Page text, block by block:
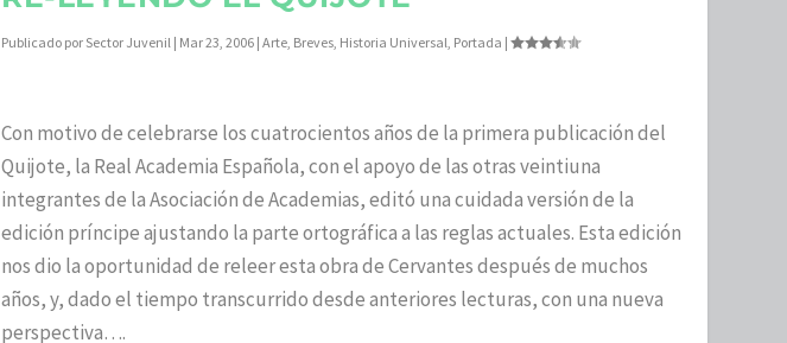
Publicado por Sector Juvenil | Mar 23, 2006 | Arte, Breves, Historia Universal, Portada |
Con motivo de celebrarse los cuatrocientos años de la primera publicación del
Quijote, la Real Academia Española, con el apoyo de las otras veintiuna
integrantes de la Asociación de Academias, editó una cuidada versión de la
edición príncipe ajustando la parte ortográfica a las reglas actuales. Esta edición
nos dio la oportunidad de releer esta obra de Cervantes después de muchos
años, y, dado el tiempo transcurrido desde anteriores lecturas, con una nueva
perspectiva….